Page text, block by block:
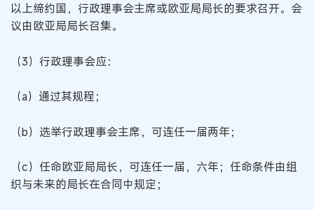
以上缔约国，行政理事会主席或欧亚局局长的要求召开。会
议由欧亚局局长召集。
（3）行政理事会应：
（a）通过其规程；
（b）选举行政理事会主席，可连任一届两年；
（c）任命欧亚局局长，可连任一届，六年；任命条件由组
织与未来的局长在合同中规定；